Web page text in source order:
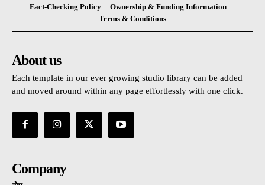
Fact-Checking Policy
Ownership & Funding Information
Terms & Conditions
About us
Each template in our ever growing studio library can be added
and moved around within any page effortlessly with one click.
Company